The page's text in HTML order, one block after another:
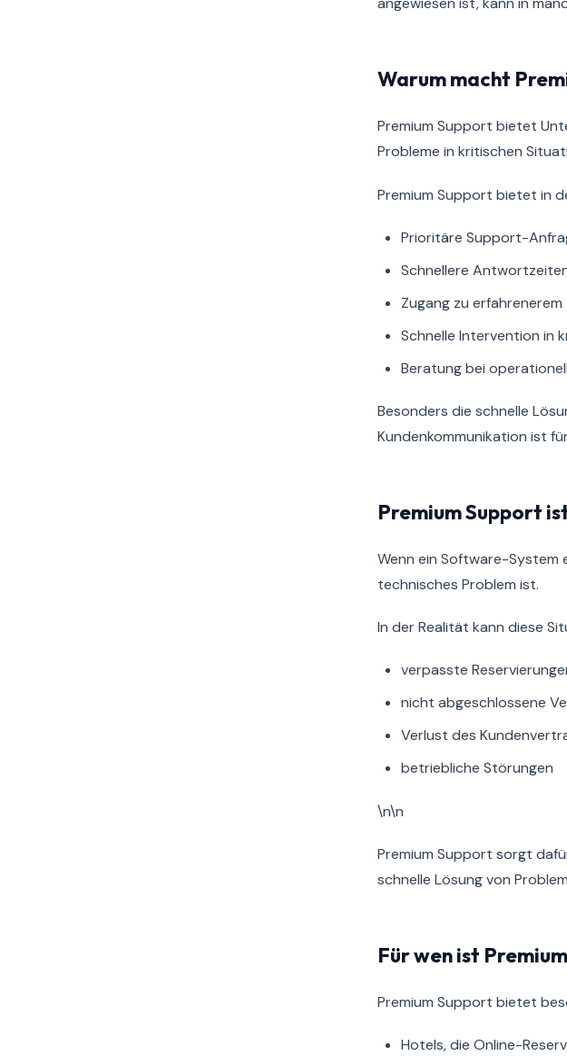
Warum macht
Premium Support bietet
Probleme in kritischen
Premium Support bietet in
Prioritäre Support-
Schnellere
Zugang zu
Schnelle Intervention in
Beratung bei
Besonders die schnelle
Kundenkommunikation ist
Premium Support
Wenn ein Software-System
technisches Problem ist.
In der Realität kann diese
verpasste
nicht abgeschlossene
Verlust des
betriebliche Störungen
\n\n
Premium Support sorgt
schnelle Lösung von
Für wen ist
Premium Support bietet
Hotels, die Online-